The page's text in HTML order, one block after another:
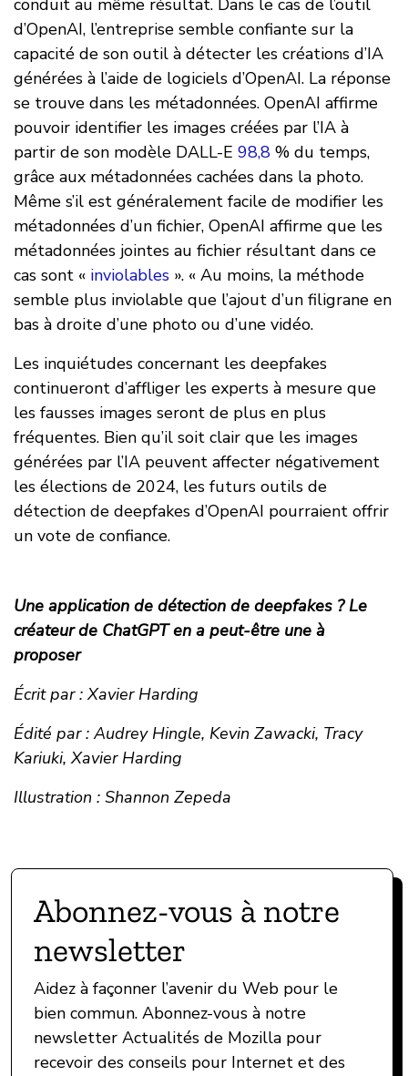
conduit au même résultat. Dans le cas de l’outil
d’OpenAI, l’entreprise semble confiante sur la
capacité de son outil à détecter les créations d’IA
générées à l’aide de logiciels d’OpenAI. La réponse
se trouve dans les métadonnées. OpenAI affirme
pouvoir identifier les images créées par l’IA à
partir de son modèle DALL-E 98,8 % du temps,
grâce aux métadonnées cachées dans la photo.
Même s’il est généralement facile de modifier les
métadonnées d’un fichier, OpenAI affirme que les
métadonnées jointes au fichier résultant dans ce
cas sont « inviolables ». « Au moins, la méthode
semble plus inviolable que l’ajout d’un filigrane en
bas à droite d’une photo ou d’une vidéo.
Les inquiétudes concernant les deepfakes
continueront d’affliger les experts à mesure que
les fausses images seront de plus en plus
fréquentes. Bien qu’il soit clair que les images
générées par l’IA peuvent affecter négativement
les élections de 2024, les futurs outils de
détection de deepfakes d’OpenAI pourraient offrir
un vote de confiance.
Une application de détection de deepfakes ? Le
créateur de ChatGPT en a peut-être une à
proposer
Écrit par : Xavier Harding
Édité par : Audrey Hingle, Kevin Zawacki, Tracy
Kariuki, Xavier Harding
Illustration : Shannon Zepeda
Abonnez-vous à notre
newsletter
Aidez à façonner l’avenir du Web pour le
bien commun. Abonnez-vous à notre
newsletter Actualités de Mozilla pour
recevoir des conseils pour Internet et des